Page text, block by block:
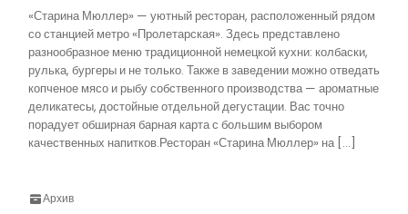
«Старина Мюллер» — уютный ресторан, расположенный рядом
со станцией метро «Пролетарская». Здесь представлено
разнообразное меню традиционной немецкой кухни: колбаски,
рулька, бургеры и не только. Также в заведении можно отведать
копченое мясо и рыбу собственного производства — ароматные
деликатесы, достойные отдельной дегустации. Вас точно
порадует обширная барная карта с большим выбором
качественных напитков.Ресторан «Старина Мюллер» на […]
Архив